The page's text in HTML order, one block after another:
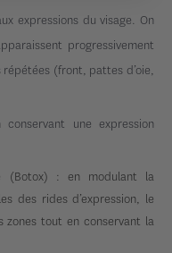
expressions du visage. On
progressivement
(front, pattes d’oie,
une expression
(Botox) : en modulant la
des rides d’expression, le
tout en conservant la